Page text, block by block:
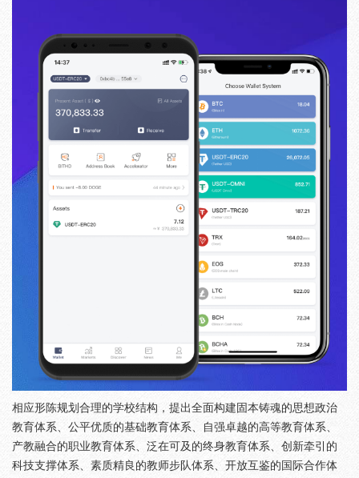
相应形陈规划合理的学校结构，提出全面构建固本铸魂的思想政治
教育体系、公平优质的基础教育体系、自强卓越的高等教育体系、
产教融合的职业教育体系、泛在可及的终身教育体系、创新牵引的
科技支撑体系、素质精良的教师步队体系、开放互鉴的国际合作体